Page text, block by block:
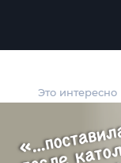
Это интересно